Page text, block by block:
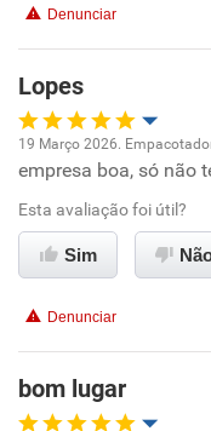
Denunciar
Lopes
Oportunidade de
Ambiente de trabalho
Benefícios
Recomenda esta
19 Março 2026.
empresa boa, só não
Esta avaliação foi útil?
Sim
Denunciar
bom lugar